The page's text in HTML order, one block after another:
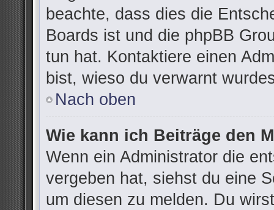
beachte, dass dies die
Boards ist und die phpBB
tun hat. Kontaktiere einen
bist, wieso du verwarnt
Nach oben
Wie kann ich Beiträge den
Wenn ein Administrator die
vergeben hat, siehst du eine
um diesen zu melden. Du